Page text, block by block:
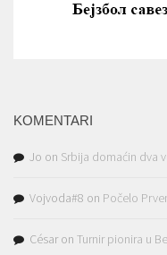
KOMENTARI
Jo on Srbija domaćin dva
Vojvoda#8 on Počelo
César on Turnir pionira u